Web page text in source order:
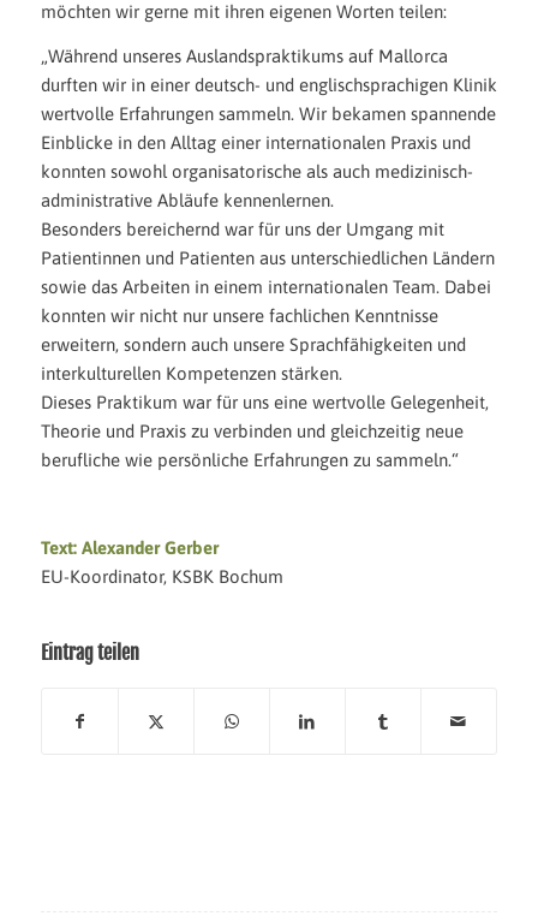
möchten wir gerne mit ihren eigenen Worten teilen:
„Während unseres Auslandspraktikums auf Mallorca
durften wir in einer deutsch- und englischsprachigen Klinik
wertvolle Erfahrungen sammeln. Wir bekamen spannende
Einblicke in den Alltag einer internationalen Praxis und
konnten sowohl organisatorische als auch medizinisch-
administrative Abläufe kennenlernen.
Besonders bereichernd war für uns der Umgang mit
Patientinnen und Patienten aus unterschiedlichen Ländern
sowie das Arbeiten in einem internationalen Team. Dabei
konnten wir nicht nur unsere fachlichen Kenntnisse
erweitern, sondern auch unsere Sprachfähigkeiten und
interkulturellen Kompetenzen stärken.
Dieses Praktikum war für uns eine wertvolle Gelegenheit,
Theorie und Praxis zu verbinden und gleichzeitig neue
berufliche wie persönliche Erfahrungen zu sammeln.“
Text: Alexander Gerber
EU-Koordinator, KSBK Bochum
Eintrag teilen